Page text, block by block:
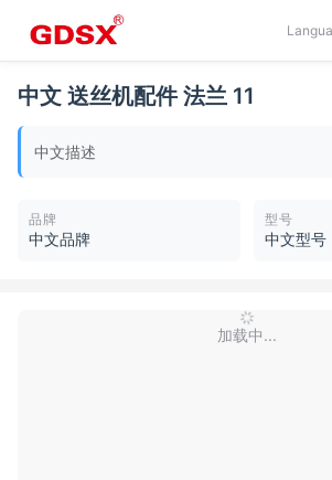
中文 送丝机配件 法兰 11
中文描述
品牌
中文品牌
型号
中文型号
加载中...